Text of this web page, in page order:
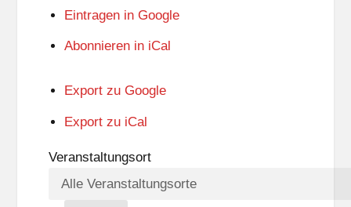
Eintragen in Google
Abonnieren in iCal
Export zu Google
Export zu iCal
Veranstaltungsort